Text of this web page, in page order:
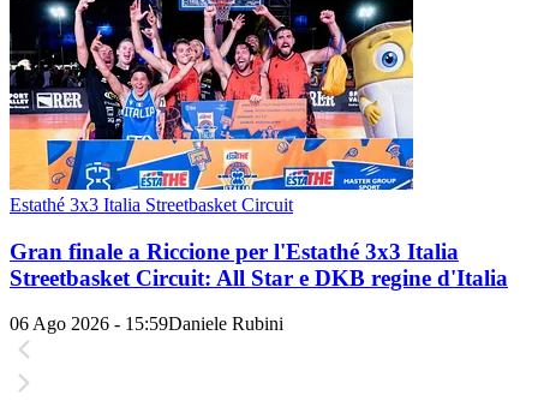
Estathé 3x3 Italia Streetbasket Circuit
Gran finale a Riccione per l'Estathé 3x3 Italia
Streetbasket Circuit: All Star e DKB regine d'Italia
06 Ago 2026 - 15:59Daniele Rubini